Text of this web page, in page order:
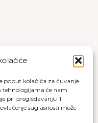
poput kolačića za čuvanje
tehnologijama će nam
pri pregledavanju ili
suglasnosti može